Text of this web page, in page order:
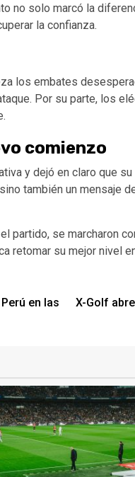
no solo marcó la
la confianza.
los embates
Por su parte, los
comienzo
y dejó en claro que
también un mensaje
partido, se marcharon
retomar su mejor nivel
en las
X-Golf